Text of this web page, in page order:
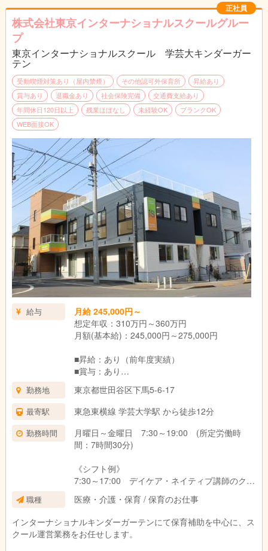
言語は英語ですので、語学力を活かして働くことができます！
正社員
株式会社東京インターナショナルスクールグルー
プ
東京インターナショナルスクール 学芸大キンダーガー
テン
受動喫煙対策あり（屋内禁煙） その他認可外保育所
昇給あり
賞与あり
退職金あり 社会保険完備
交通費支給あり
年間休日120日以上
残業ほぼなし 未経験OK
ブランクOK
WEB面接OK
給与
月給 245,000円～
想定年収：310万円～360万円
月額(基本給)：245,000円～275,000円
■昇給：あり（前年度実績）
■賞与：あり
・賞与の回数：年1回
・賞与金額：0.7~1.2ヶ月分（前年度実績）
勤務地 東京都世田谷区下馬5-6-17
最寄駅 東急東横線 学芸大学駅 から徒歩12分
勤務時間
月曜日～金曜日 7:30～19:00 (所定労働時
間：7時間30分)
《シフト例》
7:30～17:00 デイケア・ネイティブ講師のクラ
スサポート担当
10:30～19:00 クラスサポート業務の補助・デ
イケア担当
※シフト制／実働7.5時間（休憩60分）
職種
医療・介護・保育 / 保育のお仕事
インターナショナルキンダーガーテンにて保育補助を中心に、ス
クール運営業務をお任せします。